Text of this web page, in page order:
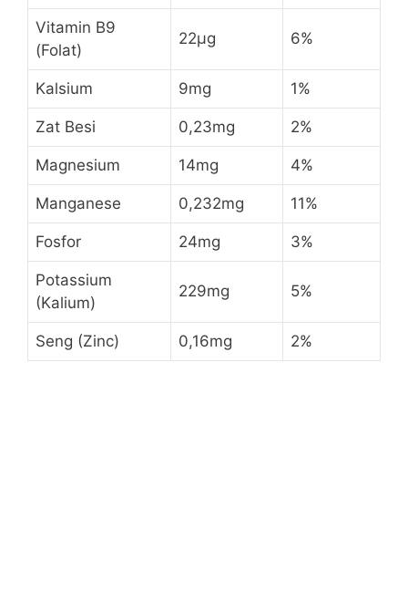
Vitamin B9
(Folat)
22µg 6%
Kalsium 9mg 1%
Zat Besi 0,23mg 2%
Magnesium 14mg 4%
Manganese 0,232mg 11%
Fosfor 24mg 3%
Potassium
(Kalium)
229mg 5%
Seng (Zinc) 0,16mg 2%